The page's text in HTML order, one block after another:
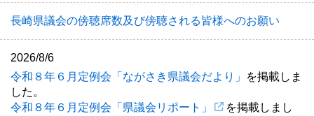
県議会の構成
議員名簿（５０音順）
長崎県議会の傍聴席数及び傍聴される皆様へのお願い
2026/8/6
令和８年６月定例会「ながさき県議会だより」
を掲載しま
した。
令和８年６月定例会「県議会リポート」
を掲載しまし